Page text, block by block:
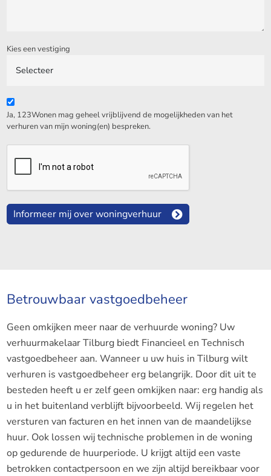
Kies een vestiging
Ja, 123Wonen mag geheel vrijblijvend de mogelijkheden van het
verhuren van mijn woning(en) bespreken.
Informeer mij over woningverhuur
Betrouwbaar vastgoedbeheer
Geen omkijken meer naar de verhuurde woning? Uw
verhuurmakelaar Tilburg biedt Financieel en Technisch
vastgoedbeheer aan. Wanneer u uw huis in Tilburg wilt
verhuren is vastgoedbeheer erg belangrijk. Door dit uit te
besteden heeft u er zelf geen omkijken naar: erg handig als
u in het buitenland verblijft bijvoorbeeld. Wij regelen het
versturen van facturen en het innen van de maandelijkse
huur. Ook lossen wij technische problemen in de woning
op gedurende de huurperiode. U krijgt altijd een vaste
betrokken contactpersoon en we zijn altijd bereikbaar voor